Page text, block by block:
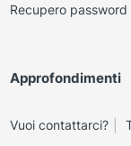
Recupero password
Approfondimenti
Vuoi contattarci?